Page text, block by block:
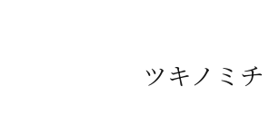
ツキノミチ